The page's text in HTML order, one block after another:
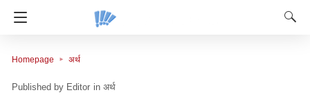
Homepage अर्थ
Editor in अर्थ